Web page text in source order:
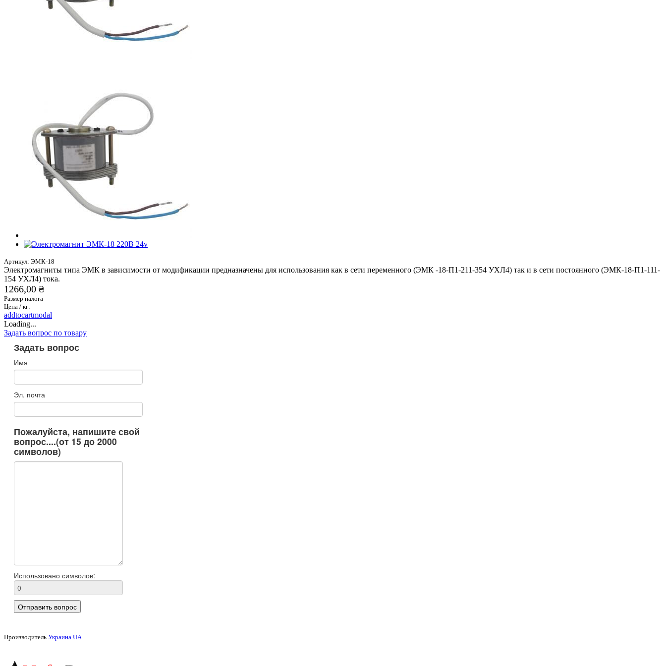
Артикул: ЭМК-18
Электромагниты типа ЭМК в зависимости от модификации предназначены для использования как в сети переменного (ЭМК -18-П1-211-354 УХЛ4) так и в сети постоянного (ЭМК-18-П1-111-
154 УХЛ4) тока.
1266,00 ₴
Размер налога
Цена / кг:
addtocartmodal
Loading...
Задать вопрос по товару
Производитель Украина UA